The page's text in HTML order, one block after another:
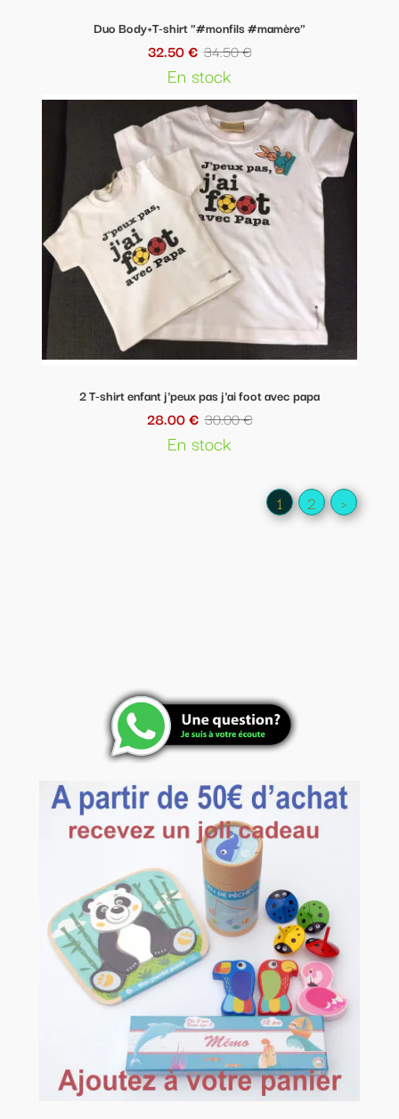
Duo Body+T-shirt "#monfils #mamère"
32.50 € 34.50 €
En stock
2 T-shirt enfant j'peux pas j'ai foot avec papa
28.00 € 30.00 €
En stock
1 2 >